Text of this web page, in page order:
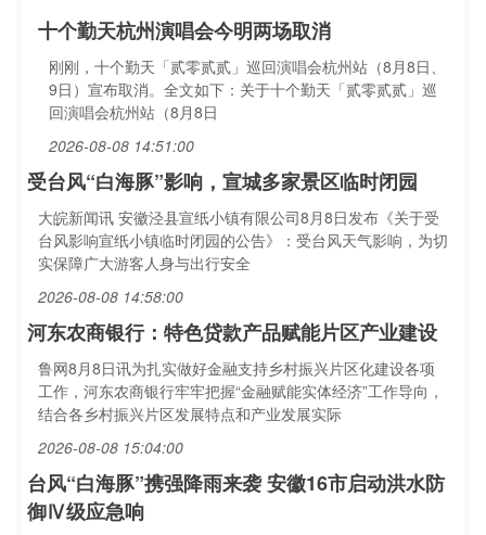
十个勤天杭州演唱会今明两场取消
刚刚，十个勤天「贰零贰贰」巡回演唱会杭州站（8月8日、
9日）宣布取消。全文如下：关于十个勤天「贰零贰贰」巡
回演唱会杭州站（8月8日
2026-08-08 14:51:00
受台风“白海豚”影响，宣城多家景区临时闭园
大皖新闻讯 安徽泾县宣纸小镇有限公司8月8日发布《关于受
台风影响宣纸小镇临时闭园的公告》：受台风天气影响，为切
实保障广大游客人身与出行安全
2026-08-08 14:58:00
河东农商银行：特色贷款产品赋能片区产业建设
鲁网8月8日讯为扎实做好金融支持乡村振兴片区化建设各项
工作，河东农商银行牢牢把握“金融赋能实体经济”工作导向，
结合各乡村振兴片区发展特点和产业发展实际
2026-08-08 15:04:00
台风“白海豚”携强降雨来袭 安徽16市启动洪水防
御Ⅳ级应急响